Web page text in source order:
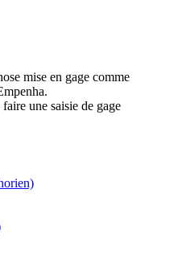
mise en gage comme
une saisie de gage